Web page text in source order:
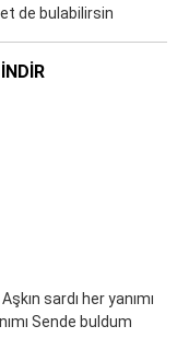
de bulabilirsin
sardı her yanımı
Sende buldum